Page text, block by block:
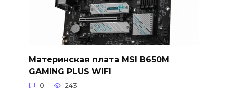
Материнская плата MSI B650M
GAMING PLUS WIFI
0 243